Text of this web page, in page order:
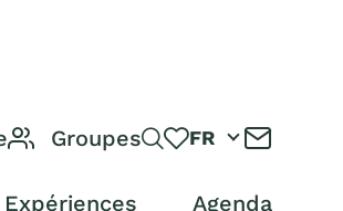
Groupes FR
Expériences Agenda